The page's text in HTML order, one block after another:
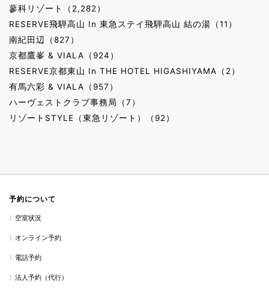
蓼科リゾート（2,282）
RESERVE飛騨高山 In 東急ステイ飛騨高山 結の湯（11）
南紀田辺（827）
京都鷹峯 & VIALA（924）
RESERVE京都東山 In THE HOTEL HIGASHIYAMA（2）
有馬六彩 & VIALA（957）
ハーヴェストクラブ事務局（7）
リゾートSTYLE（東急リゾート）（92）
予約について
空室状況
オンライン予約
電話予約
法人予約（代行）